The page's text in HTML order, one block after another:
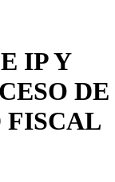
IP Y
DE
FISCAL